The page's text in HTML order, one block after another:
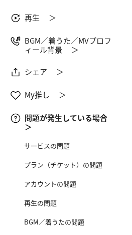
再生 ＞
BGM／着うた／MVプロフ
ィール背景 ＞
シェア ＞
My推し ＞
問題が発生している場合
＞
サービス​の問題
プラン（チケット）の問題
アカウントの問題
再生の問題
BGM／着うたの問題